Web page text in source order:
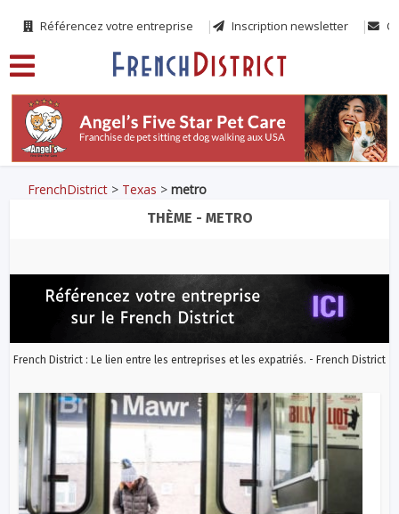
Référencez votre entreprise Inscription newsletter
FrenchDistrict > Texas >metro
THÈME - METRO
French District : Le lien entre les entreprises et les expatriés. - French District